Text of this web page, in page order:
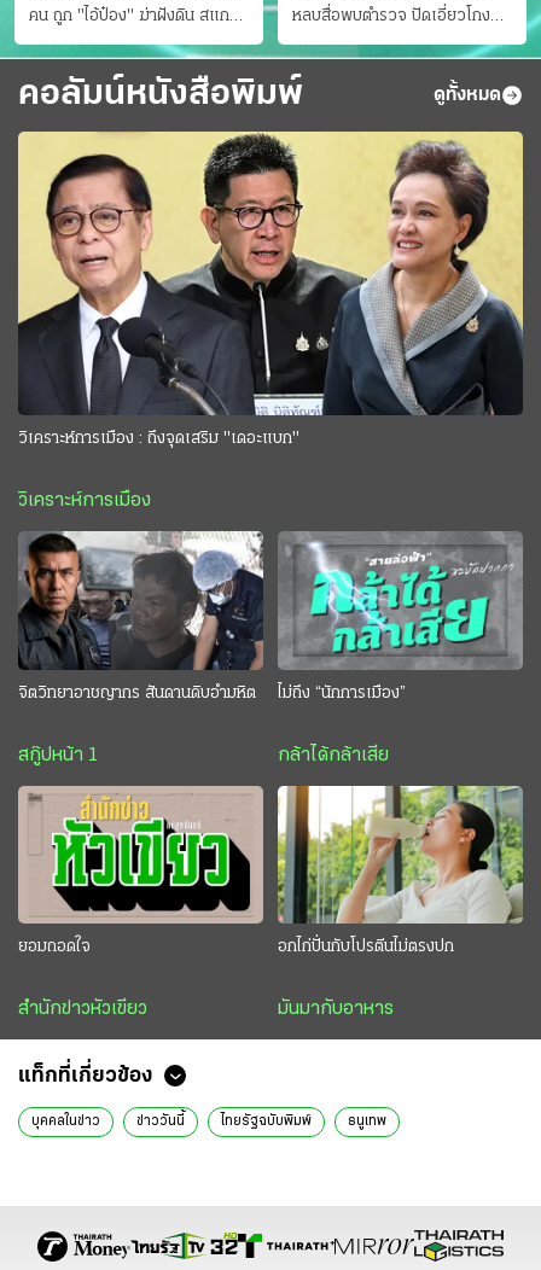
คน ถูก "ไอ้ป๋อง" ฆ่าฝังดิน สแกน
ไม่มีศพเพิ่ม
หลบสื่อพบตำรวจ ปัดเอี่ยวโกง
สอบท้องถิ่น จ่อบี้รํ่ารวยมากปกติ
คอลัมน์หนังสือพิมพ์ ดูทั้งหมด
วิเคราะห์การเมือง : ถึงจุดเสริม "เดอะแบก"
วิเคราะห์การเมือง
จิตวิทยาอาชญากร สันดานดิบอำมหิต
สกู๊ปหน้า 1
ไม่ถึง “นักการเมือง”
กล้าได้กล้าเสีย
ยอมถอดใจ
สำนักข่าวหัวเขียว
อกไก่ปั่นกับโปรตีนไม่ตรงปก
มันมากับอาหาร
แท็กที่เกี่ยวข้อง
บุคคลในข่าว ข่าววันนี้ ไทยรัฐฉบับพิมพ์ ธนูเทพ